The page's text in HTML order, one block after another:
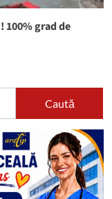
100% grad de